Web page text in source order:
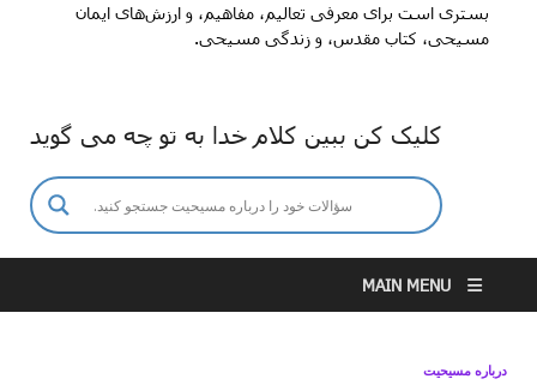
بستری است برای معرفی تعالیم، مفاهیم، و ارزش‌های ایمان
مسیحی، کتاب مقدس، و زندگی مسیحی.
کلیک کن ببین کلام خدا به تو چه می گوید
MAIN MENU
درباره مسیحیت